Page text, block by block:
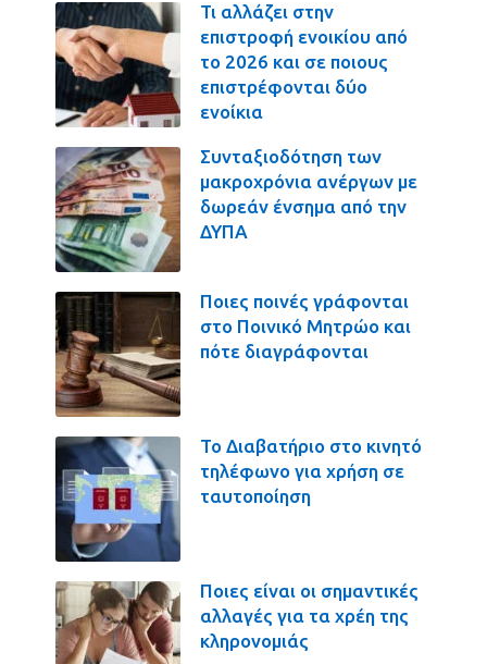
Τι αλλάζει στην
επιστροφή ενοικίου από
το 2026 και σε ποιους
επιστρέφονται δύο
ενοίκια
Συνταξιοδότηση των
μακροχρόνια ανέργων με
δωρεάν ένσημα από την
ΔΥΠΑ
Ποιες ποινές γράφονται
στο Ποινικό Μητρώο και
πότε διαγράφονται
Το Διαβατήριο στο κινητό
τηλέφωνο για χρήση σε
ταυτοποίηση
Ποιες είναι οι σημαντικές
αλλαγές για τα χρέη της
κληρονομιάς